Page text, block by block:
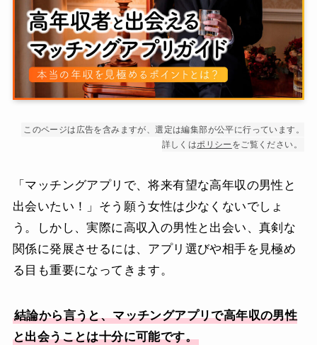
このページは広告を含みますが、選定は編集部が公平に行っています。
詳しくはポリシー をご覧ください。
「マッチングアプリで、将来有望な高年収の男性と
出会いたい！」そう願う女性は少なくないでしょ
う。しかし、実際に高収入の男性と出会い、真剣な
関係に発展させるには、アプリ選びや相手を見極め
る目も重要になってきます。
結論から言うと、マッチングアプリで高年収の男性
と出会うことは十分に可能です。